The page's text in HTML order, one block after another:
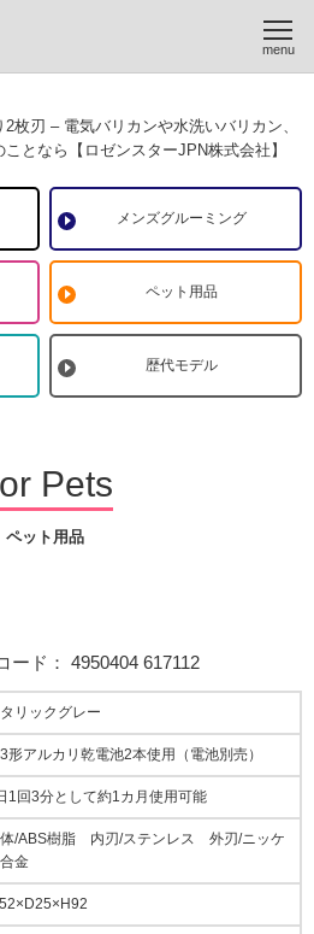
枚刃 – 電気バリカンや水洗いバリカン、
となら【ロゼンスターJPN株式会社】
メンズグルーミング
ペット用品
歴代モデル
Pets
ペット用品
ード： 4950404 617112
リックグレー
形アルカリ乾電池2本使用（電池別売）
1回3分として約1カ月使用可能
/ABS樹脂 内刃/ステンレス 外刃/ニッケ
金